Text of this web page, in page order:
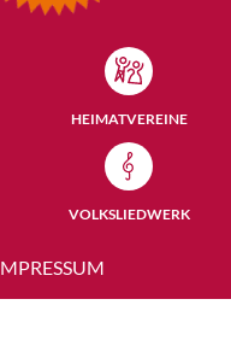
HEIMATVEREINE
VOLKSLIEDWERK